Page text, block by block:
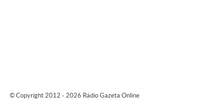
© Copyright 2012 - 2026 Rádio Gazeta Online